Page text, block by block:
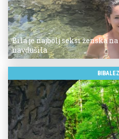
Bila je najbolj seksi ženska
navdušila